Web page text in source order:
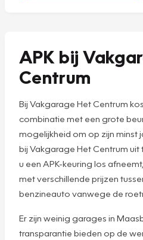
APK bij
Centrum
Bij Vakgarage Het Centrum
combinatie met een grote
mogelijkheid om op zijn minst
bij Vakgarage Het Centrum
u een APK-keuring los
met verschillende prijzen
benzineauto vanwege de
Er zijn weinig garages in
transparantie bieden op de